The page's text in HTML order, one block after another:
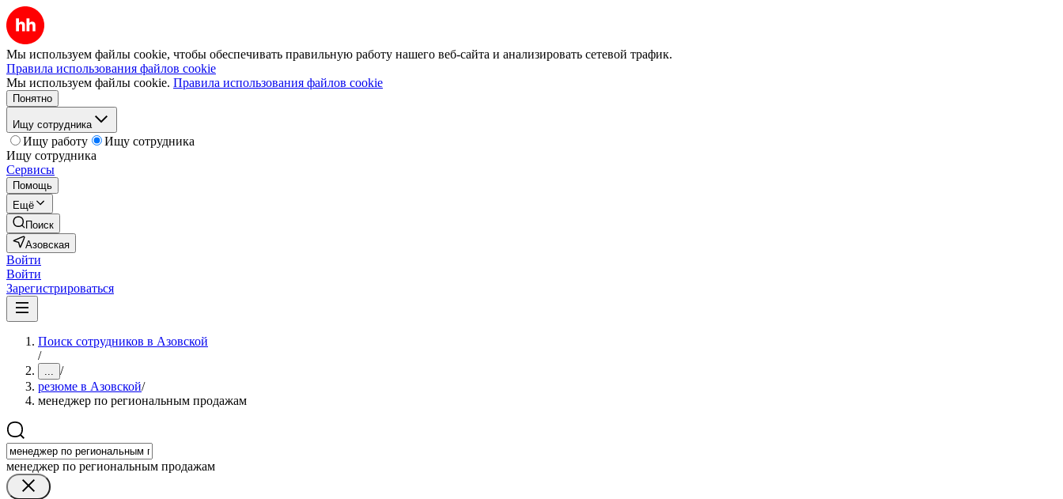
Мы используем файлы cookie, чтобы обеспечивать правильную работу нашего веб-сайта и анализировать сетевой трафик.
Правила использования файлов cookie
Мы используем файлы cookie. Правила использования файлов cookie
Понятно
Ищу сотрудника
Ищу работу
Ищу сотрудника
Ищу сотрудника
Сервисы
Помощь
Ещё
Поиск
Азовская
Войти
Войти
Зарегистрироваться
Поиск сотрудников в Азовской
/
... /
резюме в Азовской/
менеджер по региональным продажам
менеджер по региональным продажам